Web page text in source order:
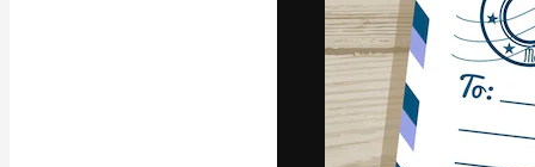
La plateforme
vos meilleurs
d’abonnés :
studios.
Français